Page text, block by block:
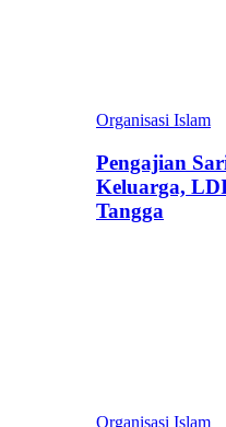
Organisasi Islam
Pengajian
Keluarga,
Tangga
Organisasi Islam